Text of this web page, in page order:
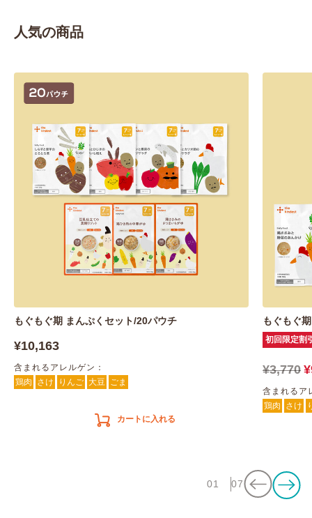
人気の商品
もぐもぐ期 まんぷくセット/20パウチ
¥10,163
含まれるアレルゲン：
鶏肉
さけ りんご 大豆 ごま
カートに入れる
もぐもぐ
初回限定割
¥3,770
含まれるア
鶏肉
さけ
01 07